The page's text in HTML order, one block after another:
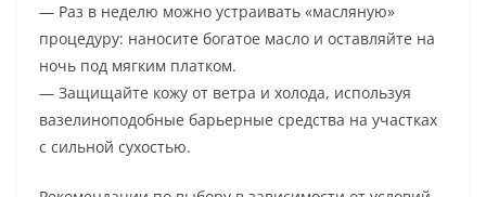
— Раз в неделю можно устраивать «масляную»
процедуру: наносите богатое масло и оставляйте на
ночь под мягким платком.
— Защищайте кожу от ветра и холода, используя
вазелиноподобные барьерные средства на участках
с сильной сухостью.